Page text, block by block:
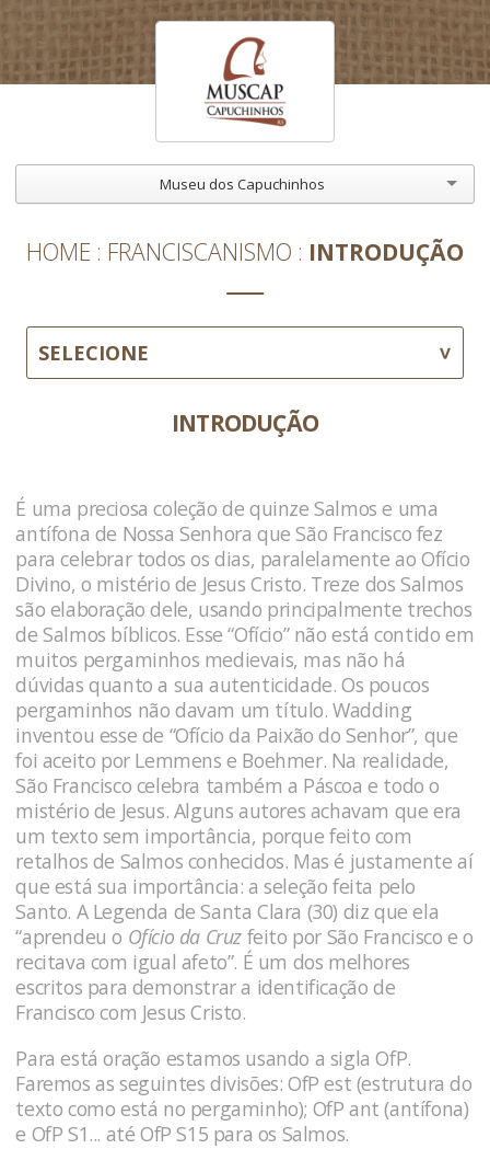
Museu dos Capuchinhos
HOME FRANCISCANISMO INTRODUÇÃO
SELECIONE
INTRODUÇÃO
É uma preciosa coleção de quinze Salmos e uma
antífona de Nossa Senhora que São Francisco fez
para celebrar todos os dias, paralelamente ao Ofício
Divino, o mistério de Jesus Cristo. Treze dos Salmos
são elaboração dele, usando principalmente trechos
de Salmos bíblicos. Esse “Ofício” não está contido em
muitos pergaminhos medievais, mas não há
dúvidas quanto a sua autenticidade. Os poucos
pergaminhos não davam um título. Wadding
inventou esse de “Ofício da Paixão do Senhor”, que
foi aceito por Lemmens e Boehmer. Na realidade,
São Francisco celebra também a Páscoa e todo o
mistério de Jesus. Alguns autores achavam que era
um texto sem importância, porque feito com
retalhos de Salmos conhecidos. Mas é justamente aí
que está sua importância: a seleção feita pelo
Santo. A Legenda de Santa Clara (30) diz que ela
“aprendeu o Ofício da Cruz feito por São Francisco e o
recitava com igual afeto”. É um dos melhores
escritos para demonstrar a identificação de
Francisco com Jesus Cristo.
Para está oração estamos usando a sigla OfP.
Faremos as seguintes divisões: OfP est (estrutura do
texto como está no pergaminho); OfP ant (antífona)
e OfP S1... até OfP S15 para os Salmos.